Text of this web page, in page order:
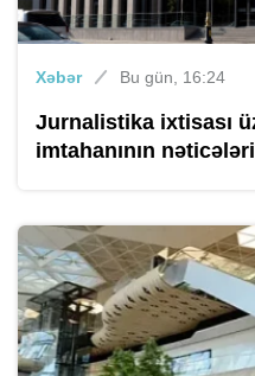
Xəbər Bu gün, 16:24
Jurnalistika ixtisası
imtahanının